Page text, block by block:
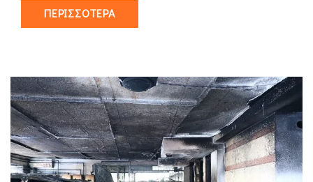
ΠΕΡΙΣΣΌΤΕΡΑ